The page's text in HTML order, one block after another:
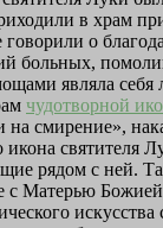
в храм
о
больных,
являла
чудотворной
на смирение»,
икона святителя
рядом с ней.
с Матерью